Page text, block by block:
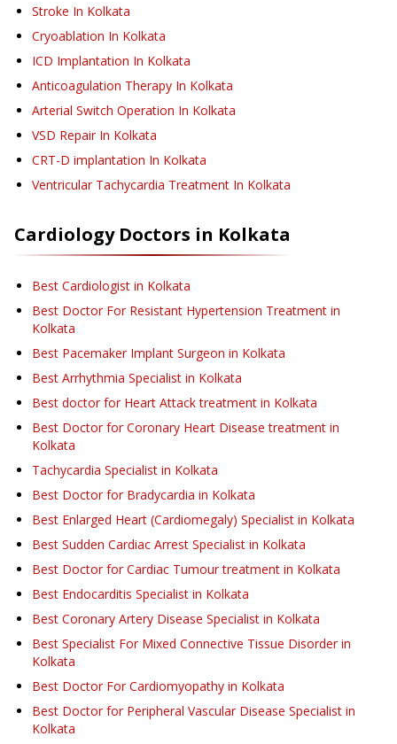
Stroke In Kolkata
Cryoablation In Kolkata
ICD Implantation In Kolkata
Anticoagulation Therapy In Kolkata
Arterial Switch Operation In Kolkata
VSD Repair In Kolkata
CRT-D implantation In Kolkata
Ventricular Tachycardia Treatment In Kolkata
CardiologyDoctors in Kolkata
Best Cardiologist in Kolkata
Best Doctor For Resistant Hypertension Treatment in
Kolkata
Best Pacemaker Implant Surgeon in Kolkata
Best Arrhythmia Specialist in Kolkata
Best doctor for Heart Attack treatment in Kolkata
Best Doctor for Coronary Heart Disease treatment in
Kolkata
Tachycardia Specialist in Kolkata
Best Doctor for Bradycardia in Kolkata
Best Enlarged Heart (Cardiomegaly) Specialist in Kolkata
Best Sudden Cardiac Arrest Specialist in Kolkata
Best Doctor for Cardiac Tumour treatment in Kolkata
Best Endocarditis Specialist in Kolkata
Best Coronary Artery Disease Specialist in Kolkata
Best Specialist For Mixed Connective Tissue Disorder in
Kolkata
Best Doctor For Cardiomyopathy in Kolkata
Best Doctor for Peripheral Vascular Disease Specialist in
Kolkata